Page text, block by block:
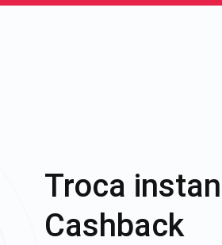
Troca
Cashback